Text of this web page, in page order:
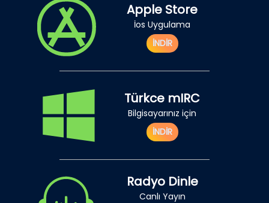
Apple Store
İos Uygulama
İNDİR
Türkce mIRC
Bilgisayarınız için
İNDİR
Radyo Dinle
Canlı Yayın